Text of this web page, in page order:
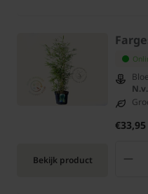
Bekijk product
€33,95